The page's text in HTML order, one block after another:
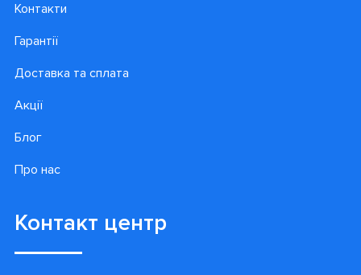
Контакти
Гарантії
Доставка та сплата
Акції
Блог
Про нас
Контакт центр